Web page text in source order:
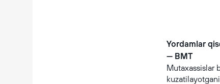
Yordamlar
— BMT
Mutaxassislar